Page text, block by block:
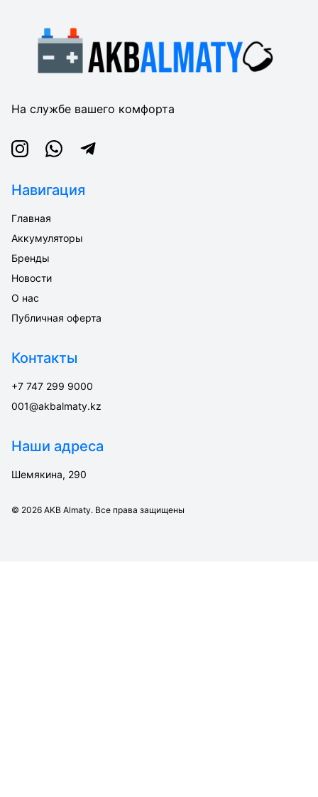
На службе вашего комфорта
InstagramWhatsappTelegram
Навигация
Главная
Аккумуляторы
Бренды
Новости
О нас
Публичная оферта
Контакты
+7 747 299 9000
001@akbalmaty.kz
Наши адреса
Шемякина, 290
© 2026 AKB Almaty. Все права защищены